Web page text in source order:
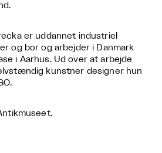
er uddannet industriel
og bor og arbejder i Danmark
i Aarhus. Ud over at arbejde
kunstner designer hun